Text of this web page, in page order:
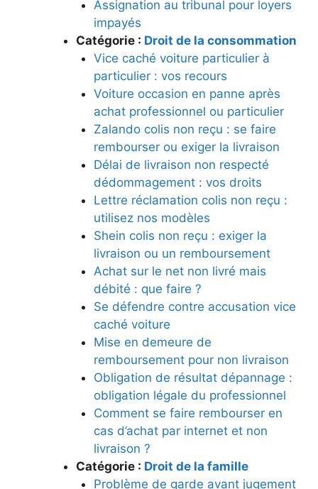
Assignation au tribunal pour loyers
impayés
Catégorie : Droit de la consommation
Vice caché voiture particulier à
particulier : vos recours
Voiture occasion en panne après
achat professionnel ou particulier
Zalando colis non reçu : se faire
rembourser ou exiger la livraison
Délai de livraison non respecté
dédommagement : vos droits
Lettre réclamation colis non reçu :
utilisez nos modèles
Shein colis non reçu : exiger la
livraison ou un remboursement
Achat sur le net non livré mais
débité : que faire ?
Se défendre contre accusation vice
caché voiture
Mise en demeure de
remboursement pour non livraison
Obligation de résultat dépannage :
obligation légale du professionnel
Comment se faire rembourser en
cas d’achat par internet et non
livraison ?
Catégorie : Droit de la famille
Problème de garde avant jugement